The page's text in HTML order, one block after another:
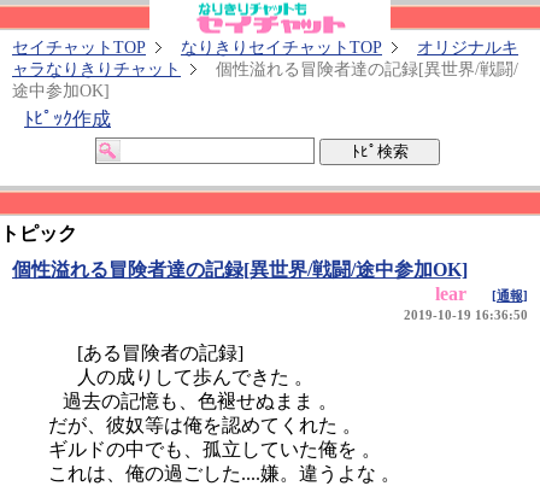
セイチャットTOP なりきりセイチャットTOP
オリジナルキ
ャラなりきりチャット
個性溢れる冒険者達の記録[異世界/戦闘/
途中参加OK]
ﾄﾋﾟｯｸ作成
トピック
個性溢れる冒険者達の記録[異世界/戦闘/途中参加OK]
lear
[通報]
2019-10-19 16:36:50
[ある冒険者の記録]
人の成りして歩んできた 。
過去の記憶も、色褪せぬまま 。
だが、彼奴等は俺を認めてくれた 。
ギルドの中でも、孤立していた俺を 。
これは、俺の過ごした....嫌。違うよな 。